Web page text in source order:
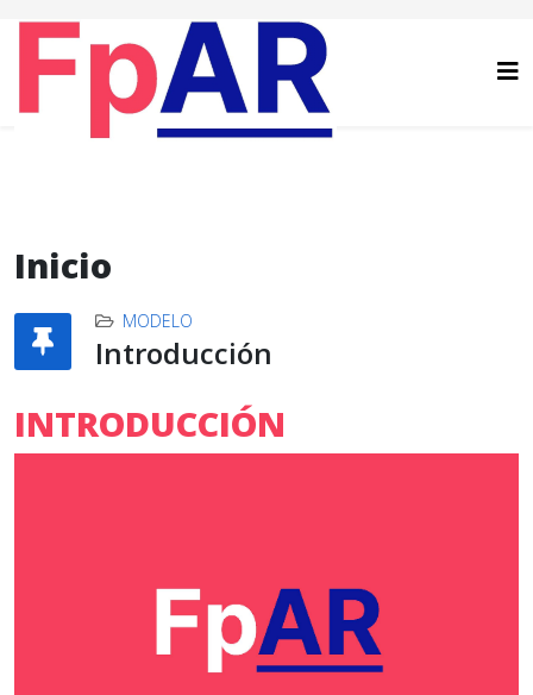
Inicio
MODELO
Introducción
INTRODUCCIÓN